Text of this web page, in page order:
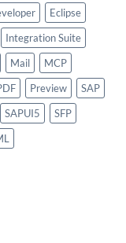
Eclipse
Integration Suite
Mail
MCP
Preview
SAP
SAPUI5
SFP